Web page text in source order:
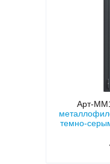
Арт-
темно-